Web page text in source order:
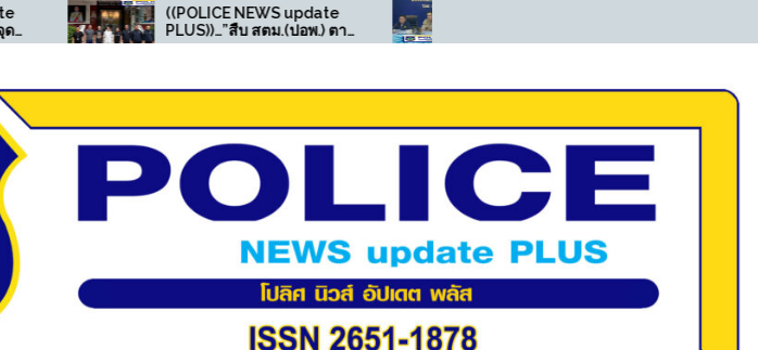
((POLICE NEWS update
PLUS))…”สืบ สตม.(ปอพ.) ตาม
รวบอาเฉียง อาชญากร
ส่งกลับประเทศ
((POLICE NEWS update
PLUS))…”มท.3″รมช. เจ
เศรษฐ” นำทีมเปิดปฏิบัติการ
สน.เพชรเกษม